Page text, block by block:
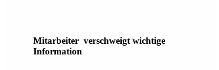
Mitarbeiter verschweigt wichtige
Information